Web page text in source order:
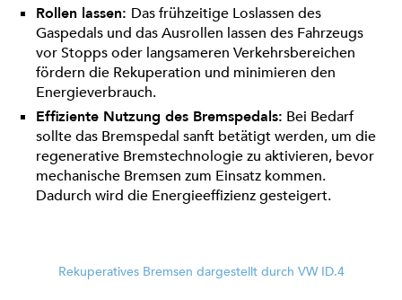
Rollen lassen: Das frühzeitige Loslassen des
Gaspedals und das Ausrollen lassen des Fahrzeugs
vor Stopps oder langsameren Verkehrsbereichen
fördern die Rekuperation und minimieren den
Energieverbrauch.
Effiziente Nutzung des Bremspedals: Bei Bedarf
sollte das Bremspedal sanft betätigt werden, um die
regenerative Bremstechnologie zu aktivieren, bevor
mechanische Bremsen zum Einsatz kommen.
Dadurch wird die Energieeffizienz gesteigert.
Rekuperatives Bremsen dargestellt durch VW ID.4